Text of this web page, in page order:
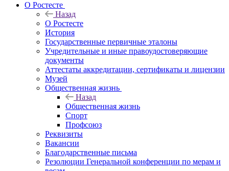
О Ростесте
Назад
О Ростесте
История
Государственные первичные эталоны
Учредительные и иные правоудостоверяющие
документы
Аттестаты аккредитации, сертификаты и лицензии
Музей
Общественная жизнь
Назад
Общественная жизнь
Спорт
Профсоюз
Реквизиты
Вакансии
Благодарственные письма
Резолюции Генеральной конференции по мерам и